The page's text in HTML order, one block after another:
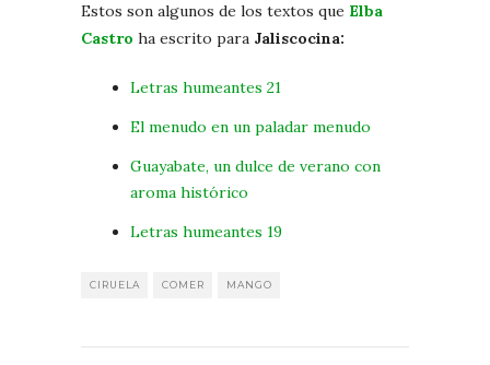
Estos son algunos de los textos que Elba
Castro ha escrito para Jaliscocina:
Letras humeantes 21
El menudo en un paladar menudo
Guayabate, un dulce de verano con
aroma histórico
Letras humeantes 19
CIRUELA COMER MANGO